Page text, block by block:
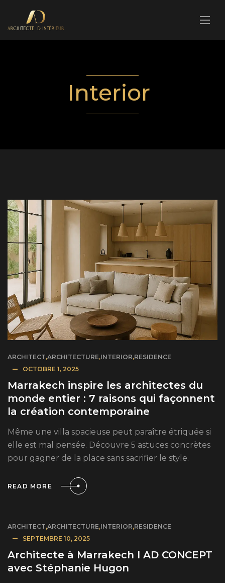
Interior
ARCHITECT,ARCHITECTURE,INTERIOR,RESIDENCE
OCTOBRE 1, 2025
Marrakech inspire les architectes du
monde entier : 7 raisons qui façonnent
la création contemporaine
Même une villa spacieuse peut paraître étriquée si
elle est mal pensée. Découvre 5 astuces concrètes
pour gagner de la place sans sacrifier le style.
READ MORE
ARCHITECT,ARCHITECTURE,INTERIOR,RESIDENCE
SEPTEMBRE 10, 2025
Architecte à Marrakech l AD CONCEPT
avec Stéphanie Hugon